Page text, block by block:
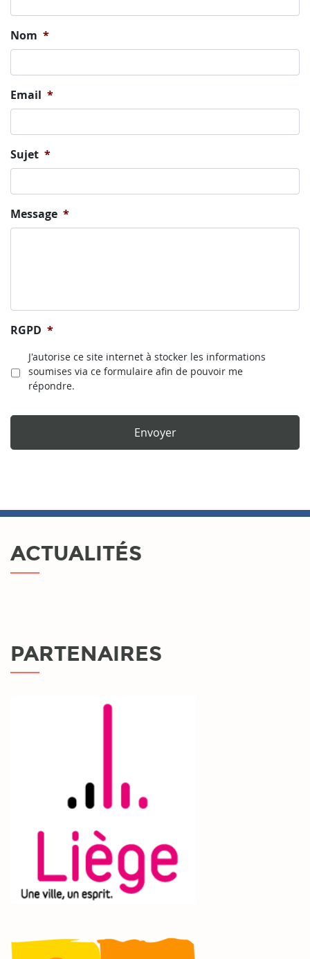
Nom *
Email *
Sujet *
Message *
RGPD *
J'autorise ce site internet à stocker les informations
soumises via ce formulaire afin de pouvoir me
répondre.
ACTUALITÉS
PARTENAIRES